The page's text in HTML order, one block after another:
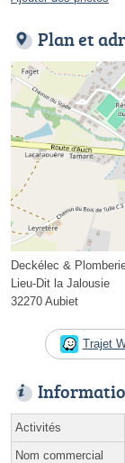
Plan et
Deckélec &
Lieu-Dit la Jalousie
32270 Aubiet
Trajet
Activités
Nom commercial